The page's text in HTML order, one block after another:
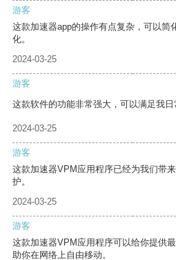
游客
这款加速器app的操作有点复杂，可以简
化。
2024-03-25
游客
这款软件的功能非常强大，可以满足我日
2024-03-25
游客
这款加速器VPM应用程序已经为我们带
护。
2024-03-25
游客
这款加速器VPM应用程序可以给你提供
助你在网络上自由移动。